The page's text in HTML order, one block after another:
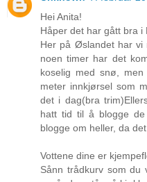
Hei Anita!
Håper det har gått bra i
Her på Øslandet har
noen timer har det
koselig med snø,
meter innkjørsel som
det i dag(bra
hatt tid til å blogge
blogge om heller, da
Vottene dine er
Sånn trådkurv som